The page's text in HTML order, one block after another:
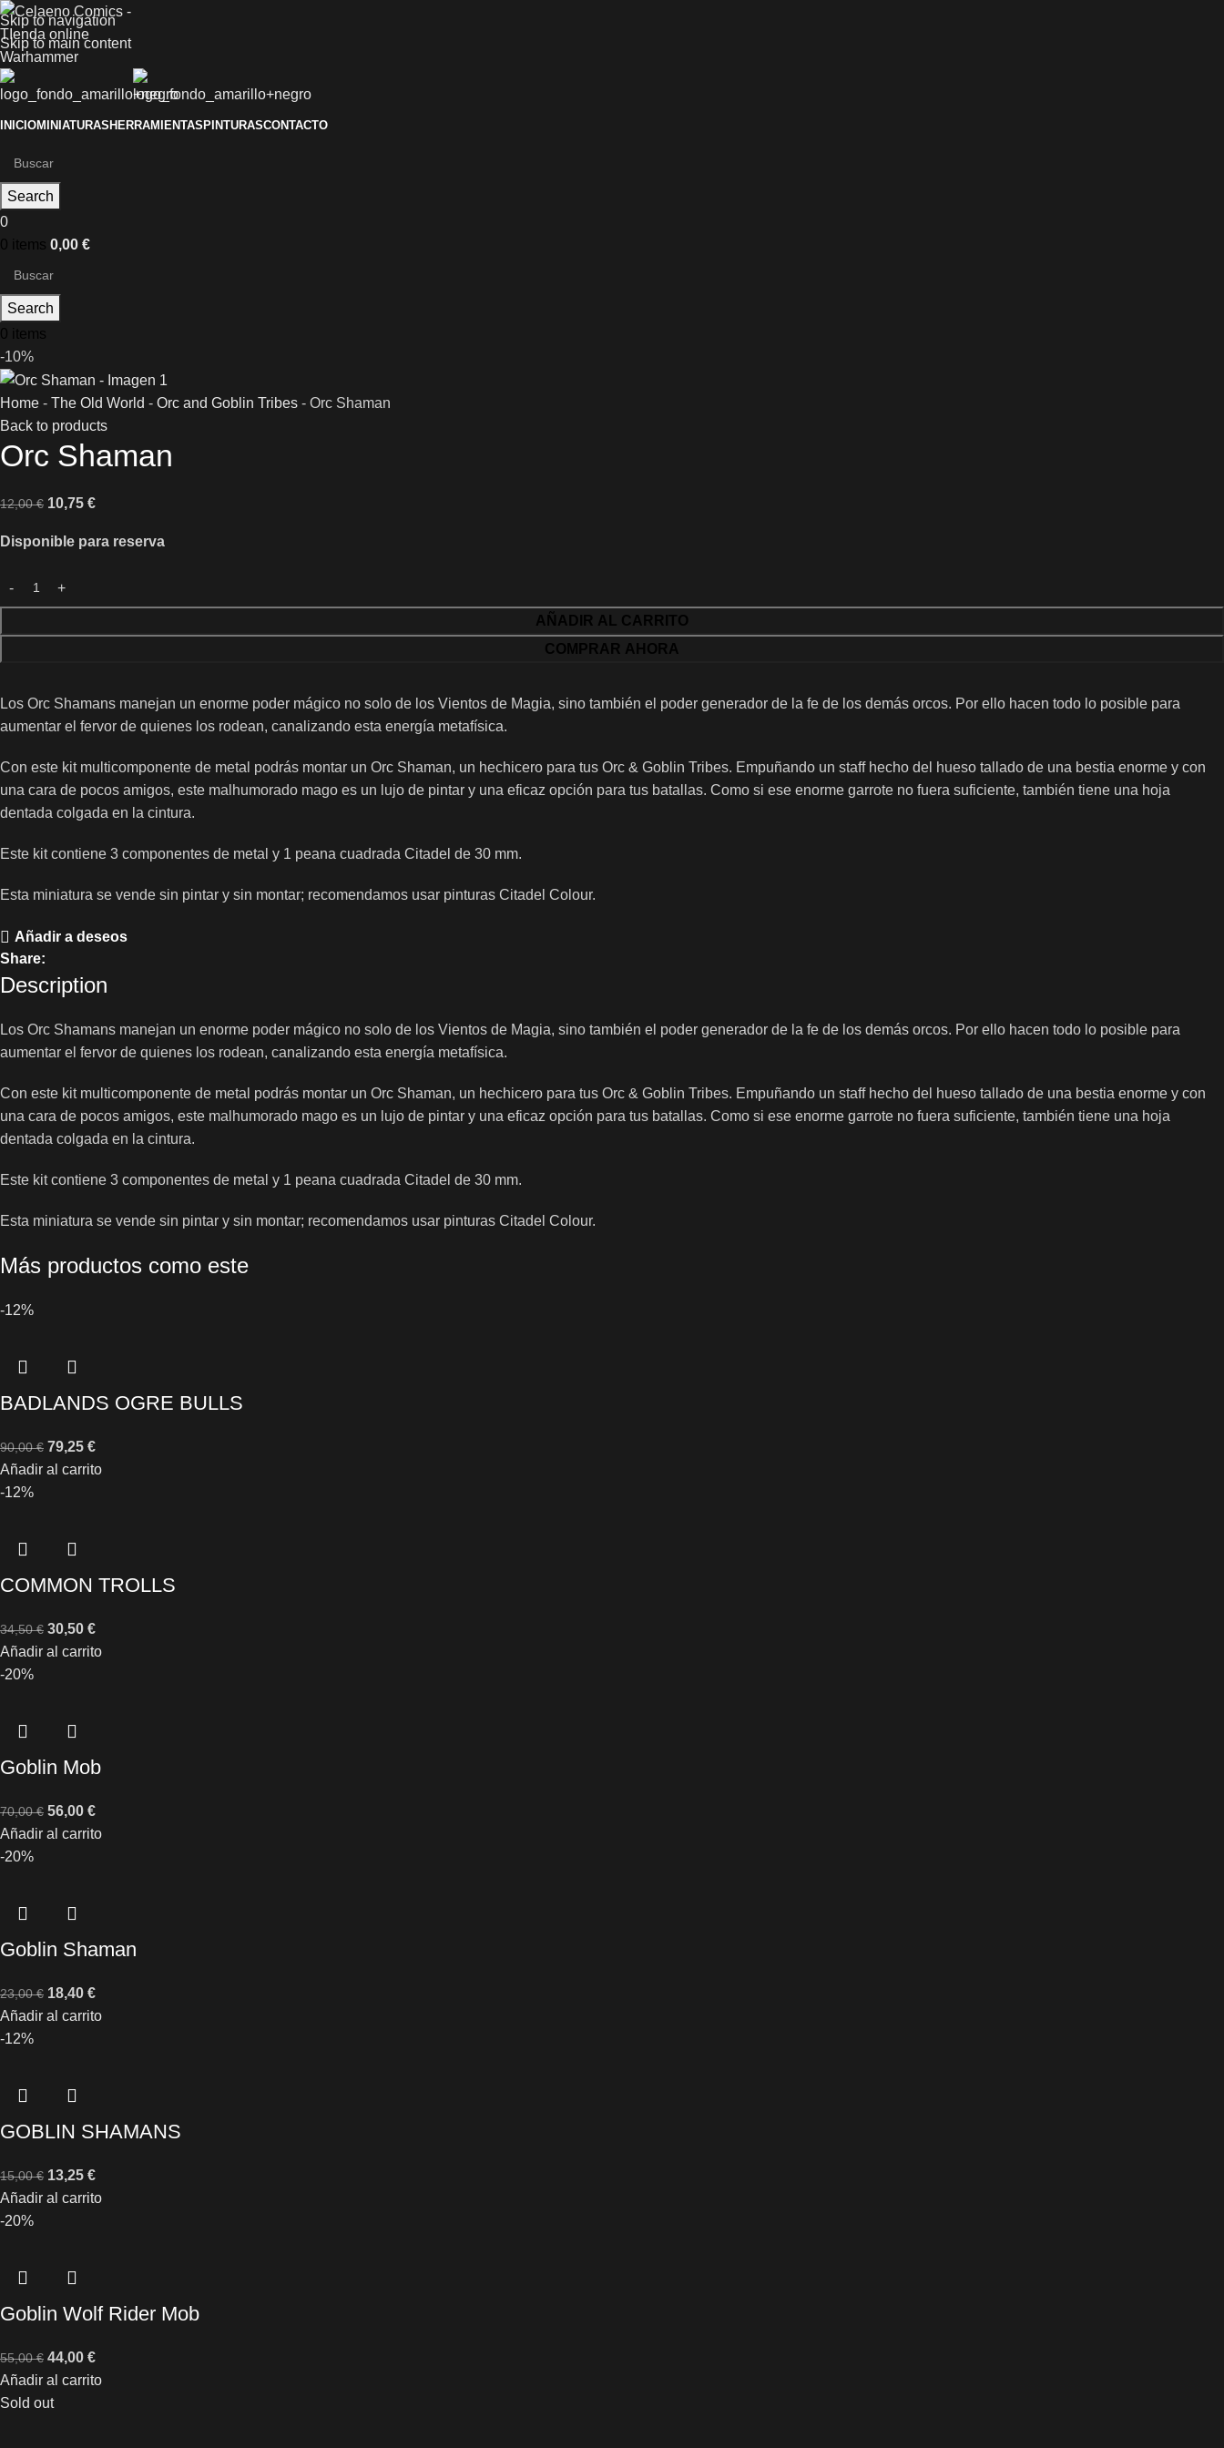
Skip to navigation
Skip to main content
INICIOMINIATURASHERRAMIENTASPINTURASCONTACTO
Search
0
0 items 0,00 €
Search
0 items
-10%
Home - The Old World - Orc and Goblin Tribes - Orc Shaman
Back to products
Orc Shaman
12,00€ 10,75 €
Disponible para reserva
AÑADIR AL CARRITO
COMPRAR AHORA
Los Orc Shamans manejan un enorme poder mágico no solo de los Vientos de Magia, sino también el poder generador de la fe de los demás orcos. Por ello hacen todo lo posible para
aumentar el fervor de quienes los rodean, canalizando esta energía metafísica.
Con este kit multicomponente de metal podrás montar un Orc Shaman, un hechicero para tus Orc & Goblin Tribes. Empuñando un staff hecho del hueso tallado de una bestia enorme y con
una cara de pocos amigos, este malhumorado mago es un lujo de pintar y una eficaz opción para tus batallas. Como si ese enorme garrote no fuera suficiente, también tiene una hoja
dentada colgada en la cintura.
Este kit contiene 3 componentes de metal y 1 peana cuadrada Citadel de 30 mm.
Esta miniatura se vende sin pintar y sin montar; recomendamos usar pinturas Citadel Colour.
Añadir a deseos
Share:
Description
Los Orc Shamans manejan un enorme poder mágico no solo de los Vientos de Magia, sino también el poder generador de la fe de los demás orcos. Por ello hacen todo lo posible para
aumentar el fervor de quienes los rodean, canalizando esta energía metafísica.
Con este kit multicomponente de metal podrás montar un Orc Shaman, un hechicero para tus Orc & Goblin Tribes. Empuñando un staff hecho del hueso tallado de una bestia enorme y con
una cara de pocos amigos, este malhumorado mago es un lujo de pintar y una eficaz opción para tus batallas. Como si ese enorme garrote no fuera suficiente, también tiene una hoja
dentada colgada en la cintura.
Este kit contiene 3 componentes de metal y 1 peana cuadrada Citadel de 30 mm.
Esta miniatura se vende sin pintar y sin montar; recomendamos usar pinturas Citadel Colour.
Más productos como este
-12%
BADLANDS OGRE BULLS
90,00€ 79,25 €
Añadir al carrito
-12%
COMMON TROLLS
34,50€ 30,50 €
Añadir al carrito
-20%
Goblin Mob
70,00€ 56,00 €
Añadir al carrito
-20%
Goblin Shaman
23,00€ 18,40 €
Añadir al carrito
-12%
GOBLIN SHAMANS
15,00€ 13,25 €
Añadir al carrito
-20%
Goblin Wolf Rider Mob
55,00€ 44,00 €
Añadir al carrito
Sold out